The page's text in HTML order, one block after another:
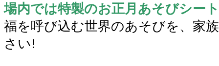
場内では特製のお正月あそびシー
福を呼び込む世界のあそびを、家
さい!